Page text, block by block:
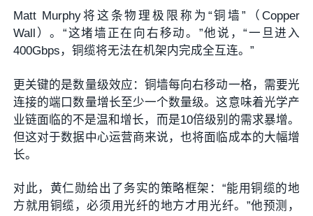
Matt Murphy将这条物理极限称为“铜墙”（Copper
Wall）。“这堵墙正在向右移动。”他说，“一旦进入
400Gbps，铜缆将无法在机架内完成全互连。”
更关键的是数量级效应：铜墙每向右移动一格，需要光
连接的端口数量增长至少一个数量级。这意味着光学产
业链面临的不是温和增长，而是10倍级别的需求暴增。
但这对于数据中心运营商来说，也将面临成本的大幅增
长。
对此，黄仁勋给出了务实的策略框架：“能用铜缆的地
方就用铜缆，必须用光纤的地方才用光纤。”他预测，